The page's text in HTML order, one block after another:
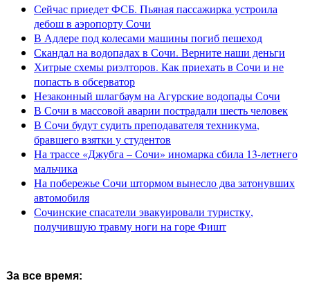
Сейчас приедет ФСБ. Пьяная пассажирка устроила
дебош в аэропорту Сочи
В Адлере под колесами машины погиб пешеход
Скандал на водопадах в Сочи. Верните наши деньги
Хитрые схемы риэлторов. Как приехать в Сочи и не
попасть в обсерватор
Незаконный шлагбаум на Агурские водопады Сочи
В Сочи в массовой аварии пострадали шесть человек
В Сочи будут судить преподавателя техникума,
бравшего взятки у студентов
На трассе «Джубга – Сочи» иномарка сбила 13-летнего
мальчика
На побережье Сочи штормом вынесло два затонувших
автомобиля
Сочинские спасатели эвакуировали туристку,
получившую травму ноги на горе Фишт
За все время: